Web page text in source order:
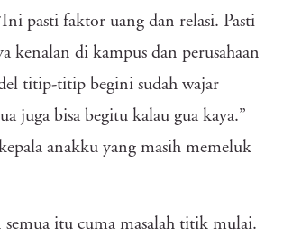
pasti faktor uang dan relasi. Pasti
kenalan di kampus dan perusahaan
titip-titip begini sudah wajar
juga bisa begitu kalau gua kaya.”
anakku yang masih memeluk
semua itu cuma masalah titik mulai.